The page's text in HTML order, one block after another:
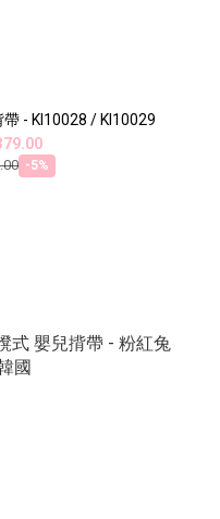
- KI10028 / KI10029
-5%